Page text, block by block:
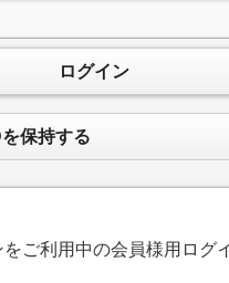
ログイン
保持する
をご利用中の会員様用ログ